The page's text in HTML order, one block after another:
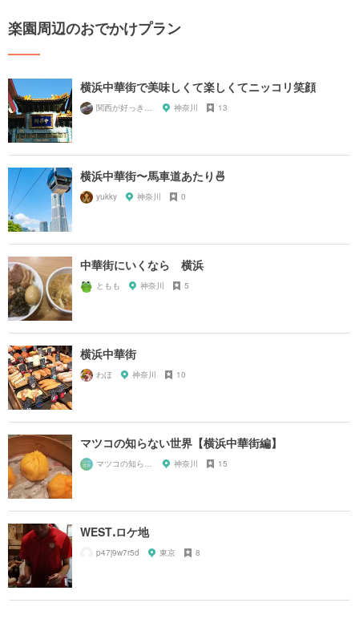
楽園周辺のおでかけプラン
横浜中華街で美味しくて楽しくてニッコリ笑顔
関西が好っきゃねん 神奈川 13
横浜中華街〜馬車道あたり🍜
yukky 神奈川 0
中華街にいくなら 横浜
ともも 神奈川 5
横浜中華街
わほ 神奈川 10
マツコの知らない世界【横浜中華街編】
マツコの知らない世界マニア 神奈川 15
WESTꓸロケ地
p47j9w7r5d 東京 8